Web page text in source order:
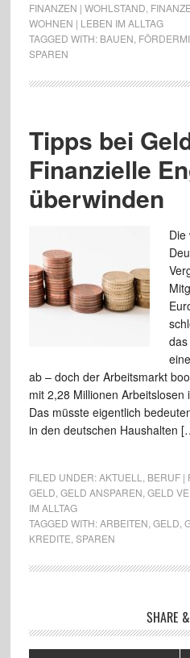
FINANZEN | WOHLSTAND
WOHNEN | LEBEN IM ALLTAG
TAGGED WITH: BAUEN
SPAREN
Tipps bei
Finanzielle
überwinden
Die
ab – doch der Arbeitsmarkt
mit 2,28 Millionen
Das müsste eigentlich
in den deutschen Haushalten
FILED UNDER:AKTUELL BERUF |
GELD GELD ANSPAREN GELD
IM ALLTAG
TAGGED WITH:ARBEITEN GELD
KREDITE SPAREN
SHARE